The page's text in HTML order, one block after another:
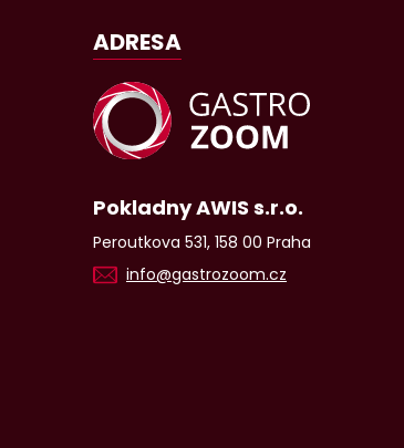
ADRESA
Pokladny AWIS s.r.o.
Peroutkova 531, 158 00 Praha
info@gastrozoom.cz